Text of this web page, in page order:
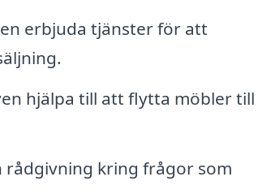
erbjuda tjänster för att
hjälpa till att flytta möbler till
kring frågor som